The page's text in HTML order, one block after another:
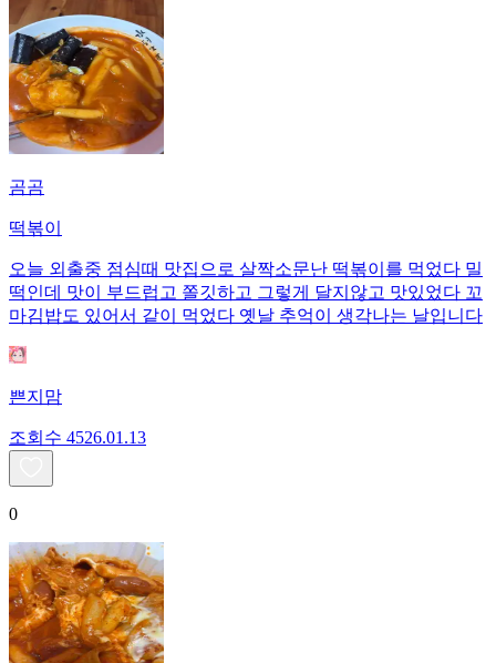
곰곰
떡볶이
오늘 외출중 점심때 맛집으로 살짝소문난 떡볶이를 먹었다 밀
떡인데 맛이 부드럽고 쫄깃하고 그렇게 달지않고 맛있었다 꼬
마김밥도 있어서 같이 먹었다 옛날 추억이 생각나는 날입니다
쁜지맘
조회수 4526.01.13
0